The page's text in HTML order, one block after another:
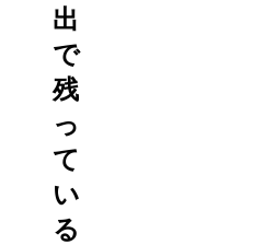
出
で
残
っ
て
い
る